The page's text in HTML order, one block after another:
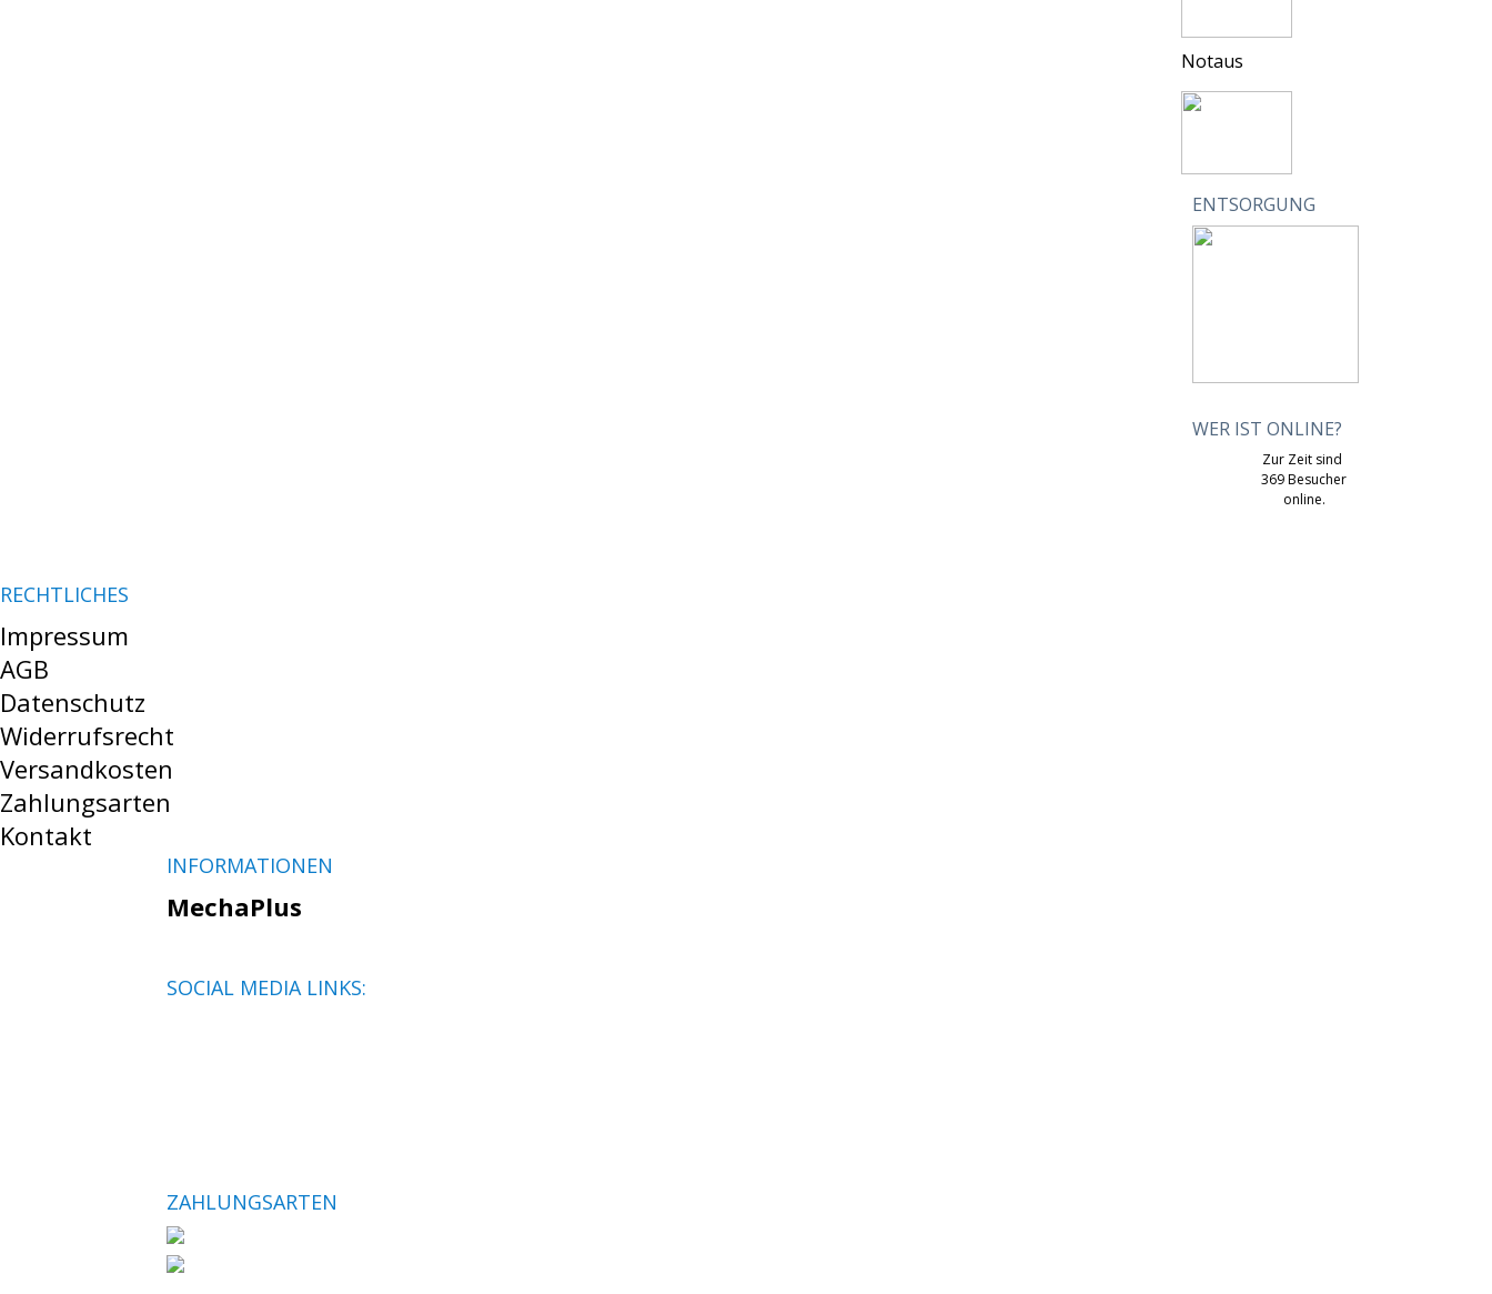
Notaus
ENTSORGUNG
WER IST ONLINE?
Zur Zeit sind
369 Besucher
online.
RECHTLICHES
Impressum
AGB
Datenschutz
Widerrufsrecht
Versandkosten
Zahlungsarten
Kontakt
INFORMATIONEN
MechaPlus
SOCIAL MEDIA LINKS:
ZAHLUNGSARTEN